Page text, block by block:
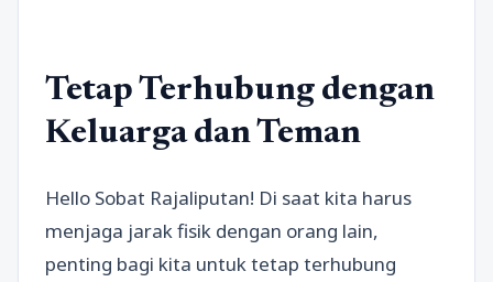
Tetap Terhubung dengan
Keluarga dan Teman
Hello Sobat Rajaliputan! Di saat kita harus
menjaga jarak fisik dengan orang lain,
penting bagi kita untuk tetap terhubung